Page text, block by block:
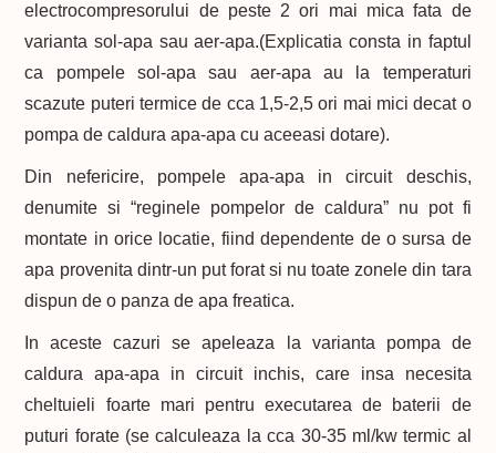
electrocompresorului de peste 2 ori mai mica fata de
varianta sol-apa sau aer-apa.(Explicatia consta in faptul
ca pompele sol-apa sau aer-apa au la temperaturi
scazute puteri termice de cca 1,5-2,5 ori mai mici decat o
pompa de caldura apa-apa cu aceeasi dotare).
Din nefericire, pompele apa-apa in circuit deschis,
denumite si “reginele pompelor de caldura” nu pot fi
montate in orice locatie, fiind dependente de o sursa de
apa provenita dintr-un put forat si nu toate zonele din tara
dispun de o panza de apa freatica.
In aceste cazuri se apeleaza la varianta pompa de
caldura apa-apa in circuit inchis, care insa necesita
cheltuieli foarte mari pentru executarea de baterii de
puturi forate (se calculeaza la cca 30-35 ml/kw termic al